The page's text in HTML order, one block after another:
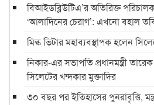
বিআইডব্লিউটিএ’র অতিরিক্ত
‘আলাদিনের চেরাগ’: এখনো বহাল
মিল্ক ভিটার মহাব্যবস্থাপক হলেন
নিকার-এর সভাপতি প্রধানমন্ত্রী
সিলেটের খন্দকার মুক্তাদির
৩০ বছর পর ইতিহাসের পুনরাবৃত্তি,